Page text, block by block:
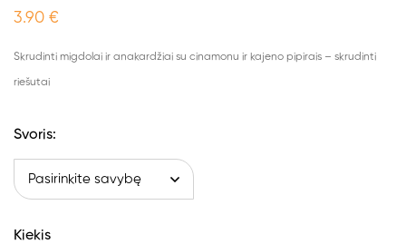
3.90 €
Skrudinti migdolai ir anakardžiai su cinamonu ir kajeno pipirais – skrudinti
riešutai
Svoris:
Kiekis